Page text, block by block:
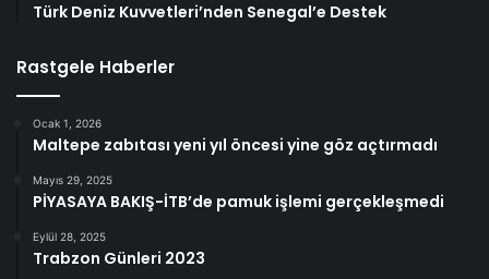
Türk Deniz Kuvvetleri’nden Senegal’e Destek
Rastgele Haberler
Ocak 1, 2026
Maltepe zabıtası yeni yıl öncesi yine göz açtırmadı
Mayıs 29, 2025
PİYASAYA BAKIŞ-İTB’de pamuk işlemi gerçekleşmedi
Eylül 28, 2025
Trabzon Günleri 2023